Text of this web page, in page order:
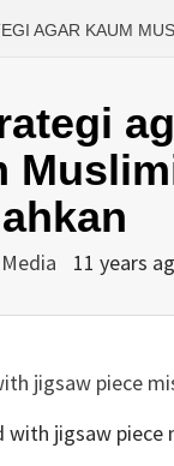
AGAR KAUM
11 years
with jigsaw piece